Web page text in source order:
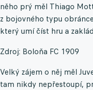
něho prý měl Thiago
z bojovného typu
který umí číst hru a
Zdroj: Boloňa FC 1909
Velký zájem o něj měl
tam nikdy nepřestoupí,